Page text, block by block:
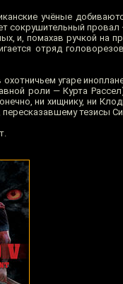
учёные
сокрушительный
и, помахав ручкой на
отряд
угаре
роли — Курта
ни хищнику, ни
тезисы